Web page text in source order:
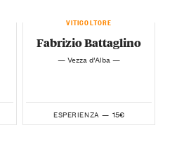
VITICOLTORE
Fabrizio Battaglino
— Vezza d’Alba —
ESPERIENZA — 15€